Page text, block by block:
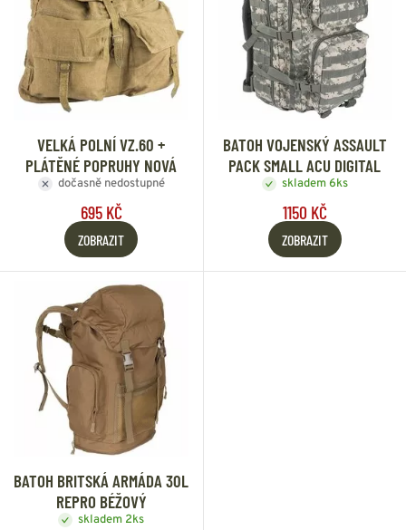
VELKÁ POLNÍ VZ.60 +
PLÁTĚNÉ POPRUHY NOVÁ
dočasně nedostupné
695 KČ
ZOBRAZIT
BATOH VOJENSKÝ ASSAULT
PACK SMALL ACU DIGITAL
skladem 6ks
1150 KČ
ZOBRAZIT
BATOH BRITSKÁ ARMÁDA 30L
REPRO BÉŽOVÝ
skladem 2ks